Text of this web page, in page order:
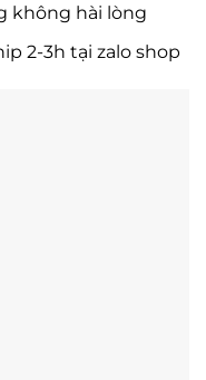
không hài lòng
2-3h tại zalo shop